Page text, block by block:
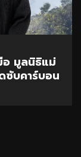
อ มูลนิธิแม่
บคาร์บอน